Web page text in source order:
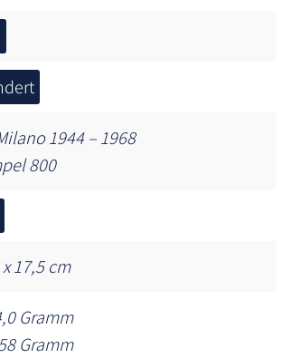
1944 – 1968
800
17,5 cm
Gramm
Gramm